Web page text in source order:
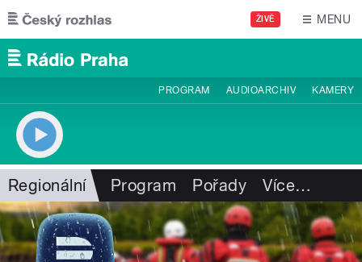
Přejít k hlavnímu obsahu
ŽIVĚ MENU
PROGRAM AUDIOARCHIV KAMERY
Regionální Program Pořady Více…